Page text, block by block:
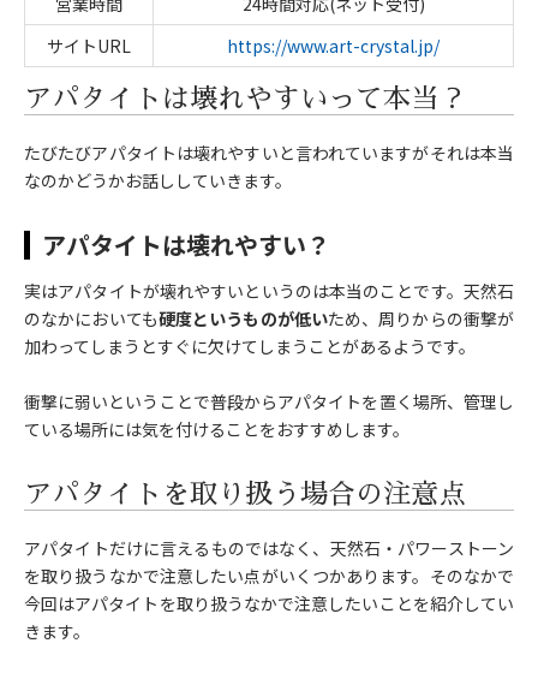
サイトURL
https://www.art-crystal.jp/
アパタイトは壊れやすいって本当？
たびたびアパタイトは壊れやすいと言われていますがそれは本当
なのかどうかお話ししていきます。
アパタイトは壊れやすい？
実はアパタイトが壊れやすいというのは本当のことです。天然石
のなかにおいても硬度というものが低いため、周りからの衝撃が
加わってしまうとすぐに欠けてしまうことがあるようです。
衝撃に弱いということで普段からアパタイトを置く場所、管理し
ている場所には気を付けることをおすすめします。
アパタイトを取り扱う場合の注意点
アパタイトだけに言えるものではなく、天然石・パワーストーン
を取り扱うなかで注意したい点がいくつかあります。そのなかで
今回はアパタイトを取り扱うなかで注意したいことを紹介してい
きます。